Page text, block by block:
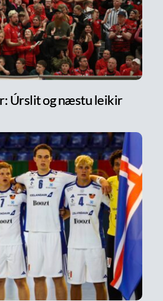
Úrslit og næstu leikir